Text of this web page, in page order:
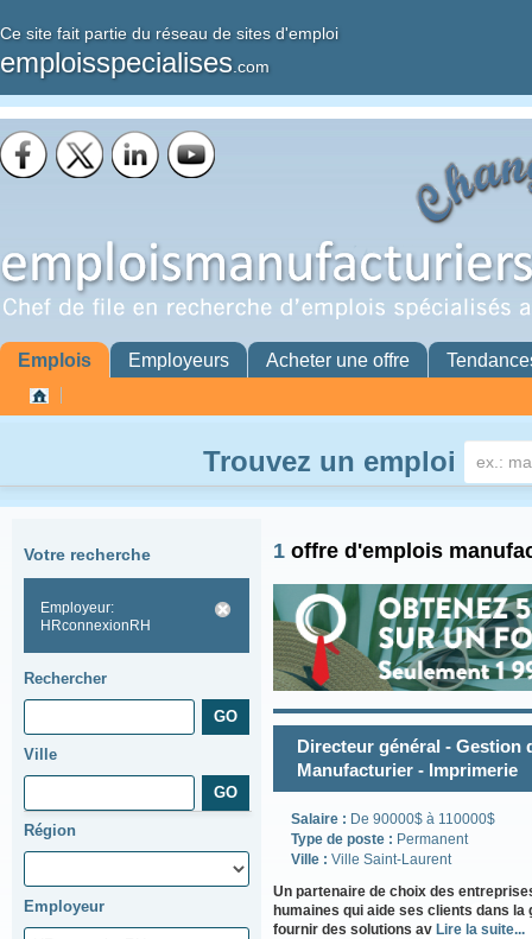
Ce site fait partie du réseau de sites d'emploi
emploisspecialises .com
Emplois Employeurs Acheter une offre
Trouvez un emploi
Votre recherche
Employeur:
HRconnexionRH
Rechercher
Ville
Région
Employeur
1 offre d'emplois
Directeur général - Gestion
Manufacturier - Imprimerie
Salaire : De 90000$ à 110000$
Type de poste : Permanent
Ville : Ville Saint-Laurent
Un partenaire de choix des
humaines qui aide ses clients dans
fournir des solutions av Lire la suite...